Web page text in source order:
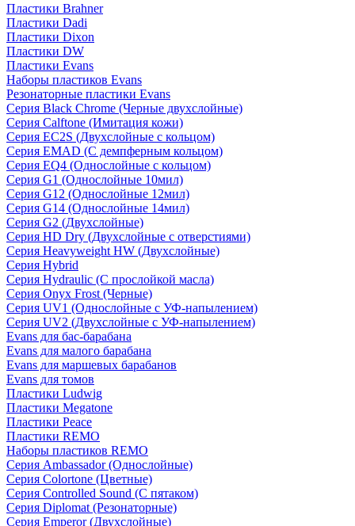
Пластики Brahner
Пластики Dadi
Пластики Dixon
Пластики DW
Пластики Evans
Наборы пластиков Evans
Резонаторные пластики Evans
Серия Black Chrome (Черные двухслойные)
Серия Calftone (Имитация кожи)
Серия EC2S (Двухслойные с кольцом)
Серия EMAD (С демпферным кольцом)
Серия EQ4 (Однослойные с кольцом)
Серия G1 (Однослойные 10мил)
Серия G12 (Однослойные 12мил)
Серия G14 (Однослойные 14мил)
Серия G2 (Двухслойные)
Серия HD Dry (Двухслойные с отверстиями)
Серия Heavyweight HW (Двухслойные)
Серия Hybrid
Серия Hydraulic (С прослойкой масла)
Серия Onyx Frost (Черные)
Серия UV1 (Однослойные с УФ-напылением)
Серия UV2 (Двухслойные с УФ-напылением)
Evans для бас-барабана
Evans для малого барабана
Evans для маршевых барабанов
Evans для томов
Пластики Ludwig
Пластики Megatone
Пластики Peace
Пластики REMO
Наборы пластиков REMO
Серия Ambassador (Однослойные)
Серия Colortone (Цветные)
Серия Controlled Sound (С пятаком)
Серия Diplomat (Резонаторные)
Серия Emperor (Двухслойные)